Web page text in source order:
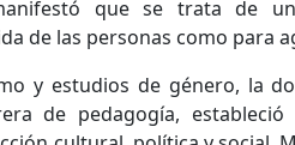
que se trata de
de las personas como para
y estudios de género, la
de pedagogía,